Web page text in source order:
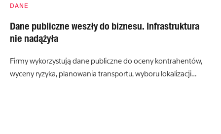
DANE
Dane publiczne weszły do biznesu. Infrastruktura
nie nadążyła
Firmy wykorzystują dane publiczne do oceny kontrahentów,
wyceny ryzyka, planowania transportu, wyboru lokalizacji…